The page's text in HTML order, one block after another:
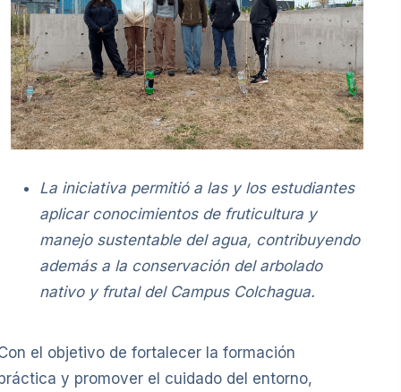
La iniciativa permitió a las y los estudiantes
aplicar conocimientos de fruticultura y
manejo sustentable del agua, contribuyendo
además a la conservación del arbolado
nativo y frutal del Campus Colchagua.
el objetivo de fortalecer la formación
y promover el cuidado del entorno,